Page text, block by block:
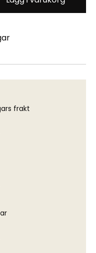
Seat (HAS)
frakt